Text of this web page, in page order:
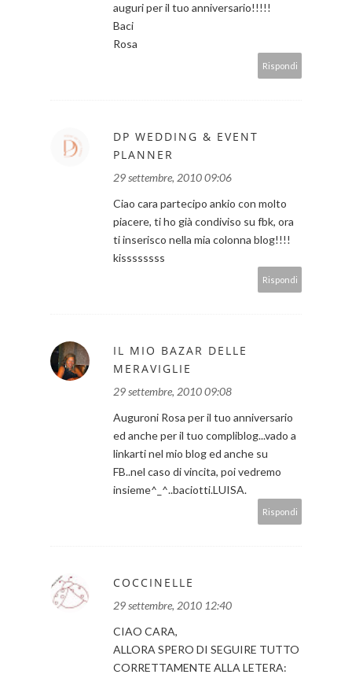
auguri per il tuo anniversario!!!!!
Baci
Rosa
Rispondi
DP WEDDING & EVENT
PLANNER
29 settembre, 2010 09:06
Ciao cara partecipo ankio con molto
piacere, ti ho già condiviso su fbk, ora
ti inserisco nella mia colonna blog!!!!
kissssssss
Rispondi
IL MIO BAZAR DELLE
MERAVIGLIE
29 settembre, 2010 09:08
Auguroni Rosa per il tuo anniversario
ed anche per il tuo compliblog...vado a
linkarti nel mio blog ed anche su
FB..nel caso di vincita, poi vedremo
insieme^_^..baciotti.LUISA.
Rispondi
COCCINELLE
29 settembre, 2010 12:40
CIAO CARA,
ALLORA SPERO DI SEGUIRE TUTTO
CORRETTAMENTE ALLA LETERA: